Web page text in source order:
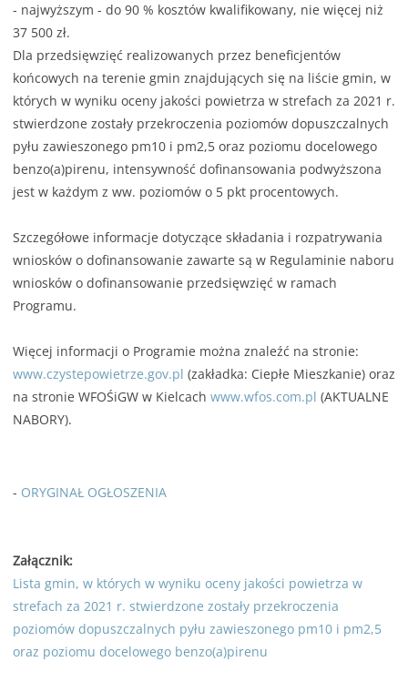
- najwyższym - do 90 % kosztów kwalifikowany, nie więcej niż
37 500 zł.
Dla przedsięwzięć realizowanych przez beneficjentów
końcowych na terenie gmin znajdujących się na liście gmin, w
których w wyniku oceny jakości powietrza w strefach za 2021 r.
stwierdzone zostały przekroczenia poziomów dopuszczalnych
pyłu zawieszonego pm10 i pm2,5 oraz poziomu docelowego
benzo(a)pirenu, intensywność dofinansowania podwyższona
jest w każdym z ww. poziomów o 5 pkt procentowych.
Szczegółowe informacje dotyczące składania i rozpatrywania
wniosków o dofinansowanie zawarte są w Regulaminie naboru
wniosków o dofinansowanie przedsięwzięć w ramach
Programu.
Więcej informacji o Programie można znaleźć na stronie:
www.czystepowietrze.gov.pl (zakładka: Ciepłe Mieszkanie) oraz
na stronie WFOŚiGW w Kielcach www.wfos.com.pl (AKTUALNE
NABORY).
- ORYGINAŁ OGŁOSZENIA
Załącznik:
Lista gmin, w których w wyniku oceny jakości powietrza w
strefach za 2021 r. stwierdzone zostały przekroczenia
poziomów dopuszczalnych pyłu zawieszonego pm10 i pm2,5
oraz poziomu docelowego benzo(a)pirenu